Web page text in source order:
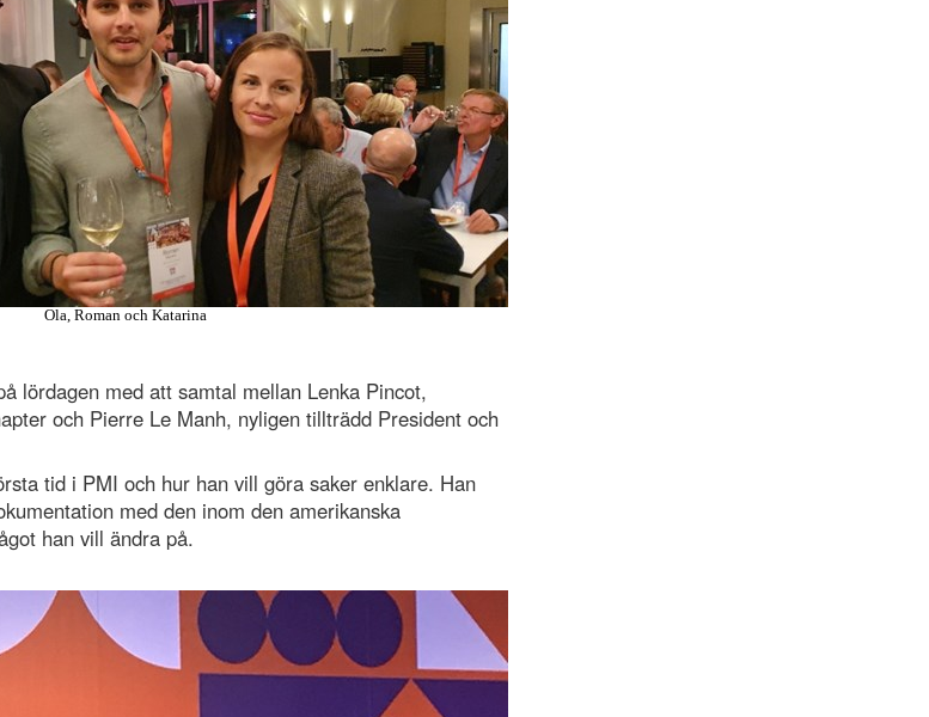
Ola, Roman och Katarina
lördagen med att samtal mellan Lenka Pincot,
och Pierre Le Manh, nyligen tillträdd President och
tid i PMI och hur han vill göra saker enklare. Han
med den inom den amerikanska
han vill ändra på.